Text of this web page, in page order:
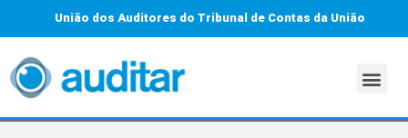
União dos Auditores do Tribunal de Contas da União